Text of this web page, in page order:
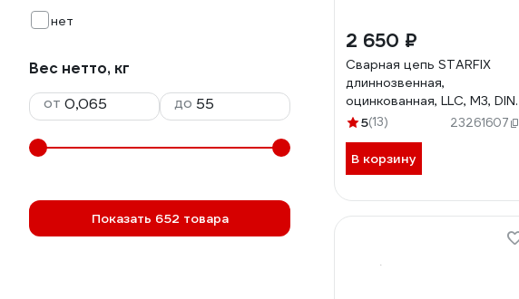
нет
Вес нетто, кг
от
до
Показать 652 товара
2 650 ₽
Сварная цепь STARFIX
длиннозвенная,
оцинкованная, LLC, М3, DIN
763, бухта 60 м SMP-42315-
5(13) 23261607
В корзину